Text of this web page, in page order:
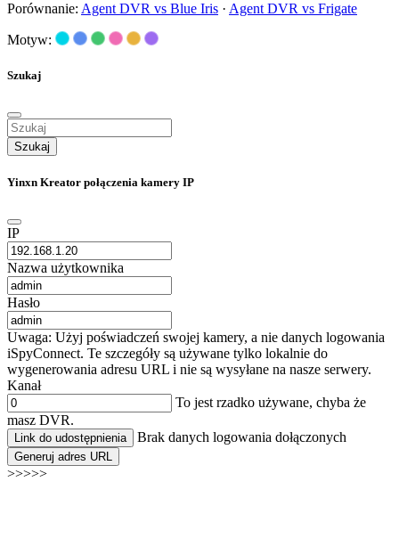
Porównanie: Agent DVR vs Blue Iris · Agent DVR vs Frigate
Motyw:
Szukaj
Szukaj
Yinxn Kreator połączenia kamery IP
IP
Nazwa użytkownika
Hasło
Uwaga: Użyj poświadczeń swojej kamery, a nie danych logowania
iSpyConnect. Te szczegóły są używane tylko lokalnie do
wygenerowania adresu URL i nie są wysyłane na nasze serwery.
Kanał
To jest rzadko używane, chyba że
masz DVR.
Link do udostępnienia Brak danych logowania dołączonych
Generuj adres URL
>>>>>